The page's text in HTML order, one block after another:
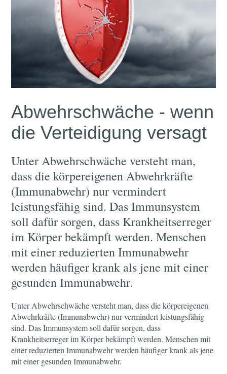
Abwehrschwäche - wenn
die Verteidigung versagt
Unter Abwehrschwäche versteht man,
dass die körpereigenen Abwehrkräfte
(Immunabwehr) nur vermindert
leistungsfähig sind. Das Immunsystem
soll dafür sorgen, dass Krankheitserreger
im Körper bekämpft werden. Menschen
mit einer reduzierten Immunabwehr
werden häufiger krank als jene mit einer
gesunden Immunabwehr.
Unter Abwehrschwäche versteht man, dass die körpereigenen
Abwehrkräfte (Immunabwehr) nur vermindert leistungsfähig
sind. Das Immunsystem soll dafür sorgen, dass
Krankheitserreger im Körper bekämpft werden. Menschen mit
einer reduzierten Immunabwehr werden häufiger krank als jene
mit einer gesunden Immunabwehr.